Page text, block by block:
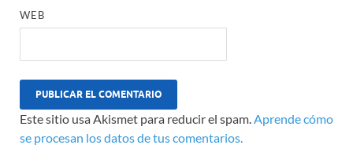
WEB
Este sitio usa Akismet para reducir el spam.Aprende cómo
se procesan los datos de tus comentarios.